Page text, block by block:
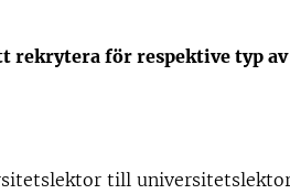
rekrytera för respektive typ
till